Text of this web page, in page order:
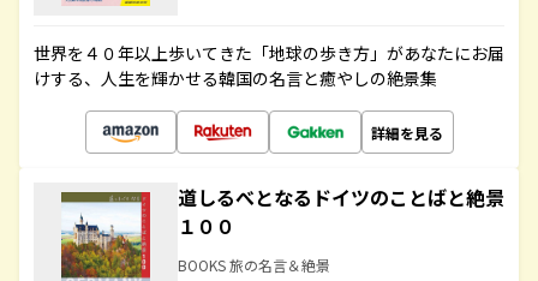
世界を４０年以上歩いてきた「地球の歩き方」があなたにお届
けする、人生を輝かせる韓国の名言と癒やしの絶景集
詳細を見る
道しるべとなるドイツのことばと絶景
１００
BOOKS 旅の名言＆絶景